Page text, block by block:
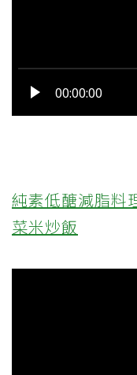
純素低醣減脂料
菜米炒飯